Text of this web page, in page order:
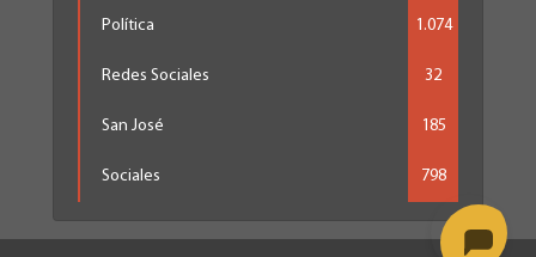
Política 1.074
Redes Sociales 32
San José 185
Sociales 798